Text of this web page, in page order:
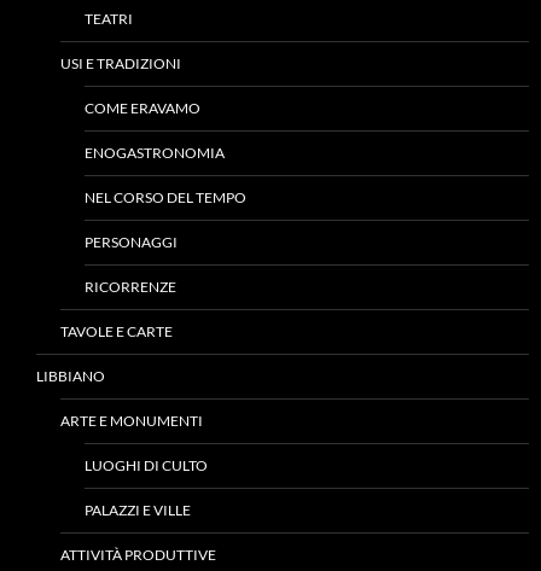
TEATRI
USI E TRADIZIONI
COME ERAVAMO
ENOGASTRONOMIA
NEL CORSO DEL TEMPO
PERSONAGGI
RICORRENZE
TAVOLE E CARTE
LIBBIANO
ARTE E MONUMENTI
LUOGHI DI CULTO
PALAZZI E VILLE
ATTIVITÀ PRODUTTIVE